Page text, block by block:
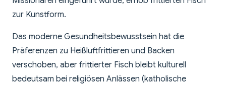
zur Kunstform.
Das moderne Gesundheitsbewusstsein hat die
Präferenzen zu Heißluftfrittieren und Backen
verschoben, aber frittierter Fisch bleibt kulturell
bedeutsam bei religiösen Anlässen (katholische